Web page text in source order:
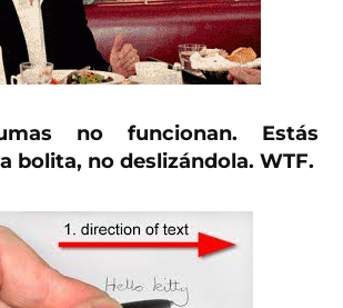
no funcionan. Estás
bolita, no deslizándola. WTF.